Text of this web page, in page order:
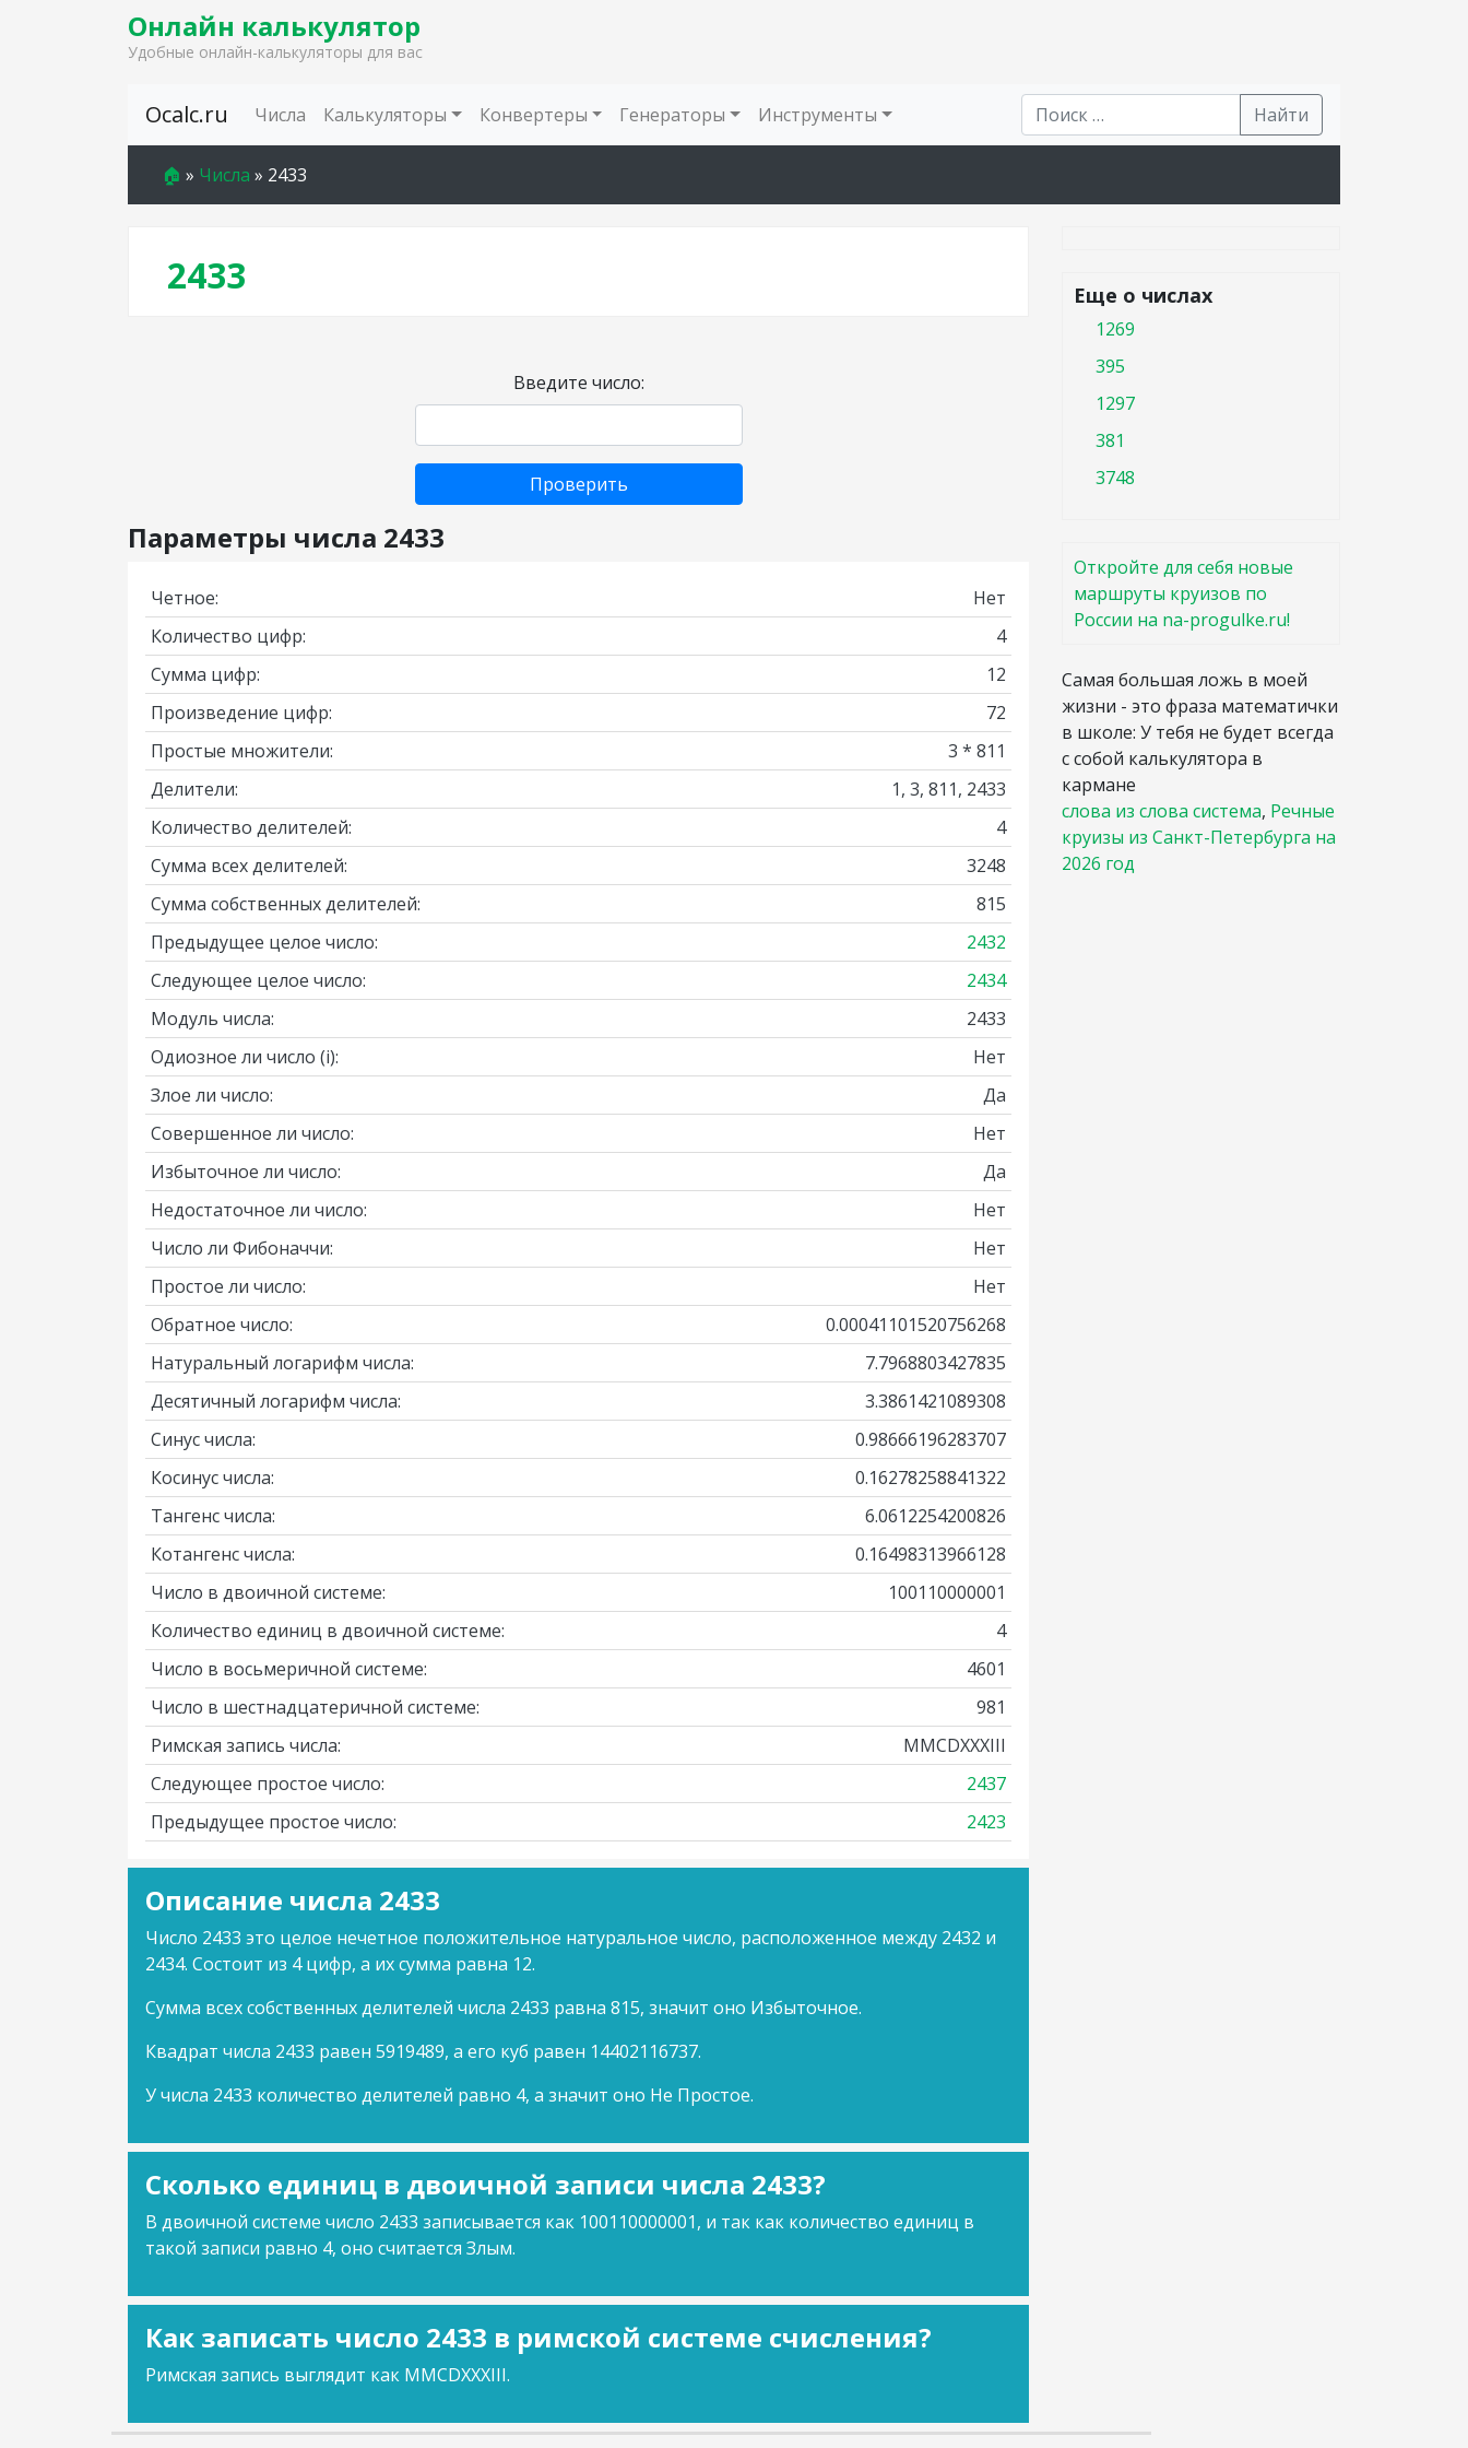
Онлайн калькулятор
Удобные онлайн-калькуляторы для вас
Ocalc.ru Числа Калькуляторы Конвертеры Генераторы Инструменты Найти
🏠 » Числа » 2433
2433
Введите число:
Проверить
Параметры числа 2433
Четное:
Нет
Количество цифр:
4
Сумма цифр:
12
Произведение цифр:
72
Простые множители:
3 * 811
Делители:
1, 3, 811, 2433
Количество делителей:
4
Сумма всех делителей:
3248
Сумма собственных делителей:
815
Предыдущее целое число:
2432
Следующее целое число:
2434
Модуль числа:
2433
Одиозное ли число (i):
Нет
Злое ли число:
Да
Совершенное ли число:
Нет
Избыточное ли число:
Да
Недостаточное ли число:
Нет
Число ли Фибоначчи:
Нет
Простое ли число:
Нет
Обратное число:
0.00041101520756268
Натуральный логарифм числа:
7.7968803427835
Десятичный логарифм числа:
3.3861421089308
Синус числа:
0.98666196283707
Косинус числа:
0.16278258841322
Тангенс числа:
6.0612254200826
Котангенс числа:
0.16498313966128
Число в двоичной системе:
100110000001
Количество единиц в двоичной системе:
4
Число в восьмеричной системе:
4601
Число в шестнадцатеричной системе:
981
Римская запись числа:
MMCDXXXIII
Следующее простое число:
2437
Предыдущее простое число:
2423
Описание числа 2433
Число 2433 это целое нечетное положительное натуральное число, расположенное между 2432 и
2434. Состоит из 4 цифр, а их сумма равна 12.
Сумма всех собственных делителей числа 2433 равна 815, значит оно Избыточное.
Квадрат числа 2433 равен 5919489, а его куб равен 14402116737.
У числа 2433 количество делителей равно 4, а значит оно Не Простое.
Сколько единиц в двоичной записи числа 2433?
В двоичной системе число 2433 записывается как 100110000001, и так как количество единиц в
такой записи равно 4, оно считается Злым.
Как записать число 2433 в римской системе счисления?
Римская запись выглядит как MMCDXXXIII.
Еще о числах
1269
395
1297
381
3748
Откройте для себя новые
маршруты круизов по
России на na-progulke.ru!
Самая большая ложь в моей
жизни - это фраза математички
в школе: У тебя не будет всегда
с собой калькулятора в
кармане
слова из слова система, Речные
круизы из Санкт-Петербурга на
2026 год